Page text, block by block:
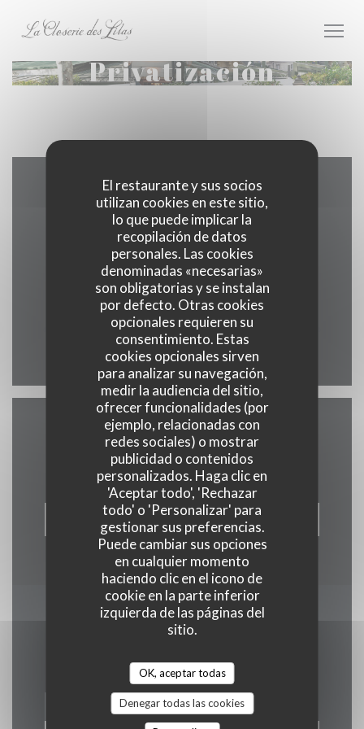
El restaurante y sus socios
utilizan cookies en este sitio,
lo que puede implicar la
recopilación de datos
personales. Las cookies
denominadas «necesarias»
son obligatorias y se instalan
por defecto. Otras cookies
opcionales requieren su
consentimiento. Estas
cookies opcionales sirven
para analizar su navegación,
medir la audiencia del sitio,
ofrecer funcionalidades (por
ejemplo, relacionadas con
redes sociales) o mostrar
publicidad o contenidos
personalizados. Haga clic en
'Aceptar todo', 'Rechazar
todo' o 'Personalizar' para
gestionar sus preferencias.
Puede cambiar sus opciones
en cualquier momento
haciendo clic en el icono de
cookie en la parte inferior
izquierda de las páginas del
sitio.
OK, aceptar todas
Denegar todas las cookies
Privatización
Mapa y Contacto
171 boulevard du Montparnasse 75006 Paris
01 40 51 34 50
Facebook ((abre en una nueva
Instagram ((abre en una
Contacto
RESERVAR UNA MESA
Manténgase al día
personalizadas y ofertas de marketing por correo electrónico.